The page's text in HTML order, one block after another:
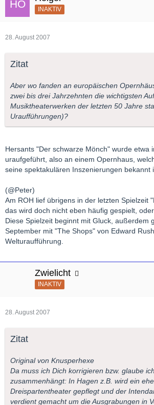
INAKTIV
28. August 2007
Zitat
Aber wo fanden an europäischen
zwei bis drei Jahrzehnten die wichtigsten
Musiktheaterwerken der letzten 50 Jahre
Uraufführungen)?
Hersants "Der schwarze Mönch" wurde etwa
uraufgeführt, also an einem Opernhaus,
seine spektakulären Inszenierungen bekannt
(@Peter)
Am ROH lief übrigens in der letzten Spielzeit
das wird doch nicht eben häufig gespielt,
Diese Spielzeit beginnt mit Gluck, außerdem
September mit "The Shops" von Edward
Welturaufführung.
Zwielicht
INAKTIV
28. August 2007
Zitat
Original von Knusperhexe
Da muss ich Dich korrigieren bzw. glaube
zusammenhängt: In Hagen z.B. wird ein
Dreispartentheater gepflegt und der
verdient gemacht um die Ausgrabungen in